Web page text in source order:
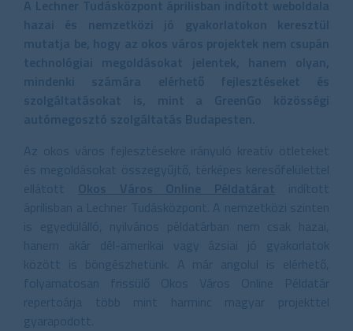
A Lechner Tudásközpont áprilisban indított weboldala
hazai és nemzetközi jó gyakorlatokon keresztül
mutatja be, hogy az okos város projektek nem csupán
technológiai megoldásokat jelentek, hanem olyan,
mindenki számára elérhető fejlesztéseket és
szolgáltatásokat is, mint a GreenGo közösségi
autómegosztó szolgáltatás Budapesten.
Az okos város fejlesztésekre irányuló kreatív ötleteket
és megoldásokat összegyűjtő, térképes keresőfelülettel
ellátott Okos Város Online Példatárat indított
áprilisban a Lechner Tudásközpont. A nemzetközi szinten
is egyedülálló, nyilvános példatárban nem csak hazai,
hanem akár dél-amerikai vagy ázsiai jó gyakorlatok
között is böngészhetünk. A már angolul is elérhető,
folyamatosan frissülő Okos Város Online Példatár
repertoárja több mint harminc magyar projekttel
gyarapodott.